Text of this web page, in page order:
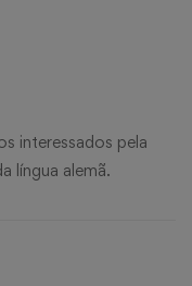
interessados pela
língua alemã.